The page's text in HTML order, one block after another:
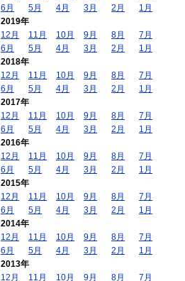
6月
5月 4月 3月 2月
1月
2019年
12月
11月 10月 9月 8月
7月
6月
5月 4月 3月 2月
1月
2018年
12月
11月 10月 9月 8月
7月
6月
5月 4月 3月 2月
1月
2017年
12月
11月 10月 9月 8月
7月
6月
5月 4月 3月 2月
1月
2016年
12月
11月 10月 9月 8月
7月
6月
5月 4月 3月 2月
1月
2015年
12月
11月 10月 9月 8月
7月
6月
5月 4月 3月 2月
1月
2014年
12月
11月 10月 9月 8月
7月
6月
5月 4月 3月 2月
1月
2013年
12月
11月 10月 9月 8月 7月